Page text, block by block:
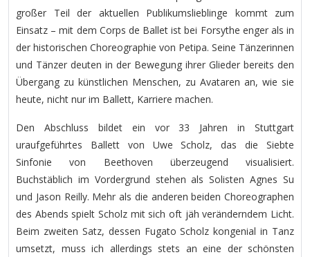
großer Teil der aktuellen Publikumslieblinge kommt zum
Einsatz – mit dem Corps de Ballet ist bei Forsythe enger als in
der historischen Choreographie von Petipa. Seine Tänzerinnen
und Tänzer deuten in der Bewegung ihrer Glieder bereits den
Übergang zu künstlichen Menschen, zu Avataren an, wie sie
heute, nicht nur im Ballett, Karriere machen.
Den Abschluss bildet ein vor 33 Jahren in Stuttgart
uraufgeführtes Ballett von Uwe Scholz, das die Siebte
Sinfonie von Beethoven überzeugend visualisiert.
Buchstäblich im Vordergrund stehen als Solisten Agnes Su
und Jason Reilly. Mehr als die anderen beiden Choreographen
des Abends spielt Scholz mit sich oft jäh veränderndem Licht.
Beim zweiten Satz, dessen Fugato Scholz kongenial in Tanz
umsetzt, muss ich allerdings stets an eine der schönsten